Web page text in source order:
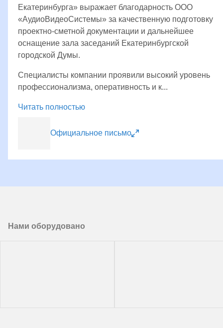
Екатеринбурга» выражает благодарность ООО
«АудиоВидеоСистемы» за качественную подготовку
проектно-сметной документации и дальнейшее
оснащение зала заседаний Екатеринбургской
городской Думы.
Специалисты компании проявили высокий уровень
профессионализма, оперативность и к...
Читать полностью
Официальное письмо
Нами оборудовано